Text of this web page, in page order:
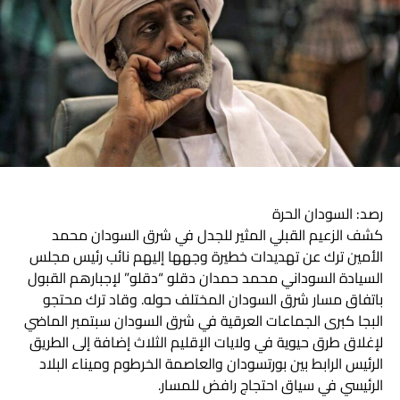
الكيزان
لا تفوت
عثمان جلال .. قحت (1) قمة الانتهازية
رصد: السودان الحرة
كشف الزعيم القبلي المثير للجدل في شرق السودان محمد
الأمين ترك عن تهديدات خطيرة وجهها إليهم نائب رئيس مجلس
السيادة السوداني محمد حمدان دقلو “دقلو” لإجبارهم القبول
باتفاق مسار شرق السودان المختلف حوله. وقاد ترك محتجو
البجا كبرى الجماعات العرقية في شرق السودان سبتمبر الماضي
لإغلاق طرق حيوية في ولايات الإقليم الثلاث إضافة إلى الطريق
الرئيس الرابط بين بورتسودان والعاصمة الخرطوم وميناء البلاد
الرئيسي في سياق احتجاج رافض للمسار.